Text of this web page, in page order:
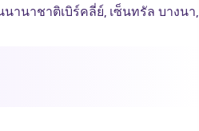
นานาชาติเบิร์คลี่ย์, เซ็นทรัล บางนา,